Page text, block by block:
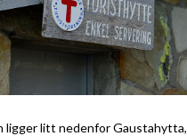
ligger litt nedenfor